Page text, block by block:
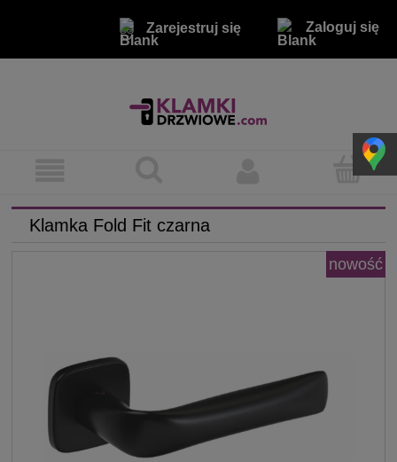
Zarejestruj się Zaloguj się
Klamka Fold Fit czarna
nowość